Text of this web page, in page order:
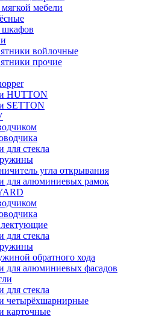
мебели
войлочные
прочие
HUTTON
SETTON
для стекла
угла открывания
для алюминиевых рамок
для стекла
обратного хода
для алюминиевых фасадов
для стекла
четырёхшарнирные
карточные